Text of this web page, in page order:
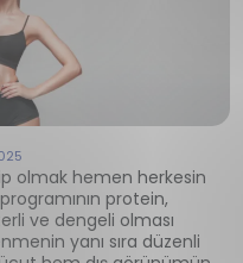
olmak hemen herkesin
protein,
ve dengeli olması
yanı sıra düzenli